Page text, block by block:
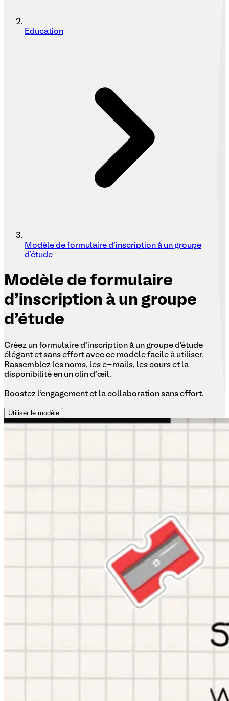
Education
Modèle de formulaire d'inscription à un groupe
d'étude
Modèle de formulaire
d'inscription à un groupe
d'étude
Créez un formulaire d'inscription à un groupe d'étude
élégant et sans effort avec ce modèle facile à utiliser.
Rassemblez les noms, les e-mails, les cours et la
disponibilité en un clin d'œil.
Boostez l’engagement et la collaboration sans effort.
Utiliser le modèle